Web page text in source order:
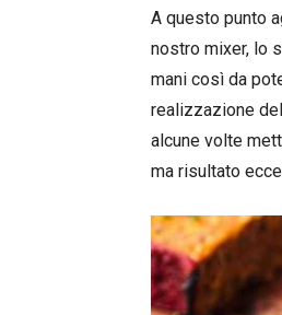
A questo punto
nostro mixer, lo
mani così da
realizzazione
alcune volte
ma risultato